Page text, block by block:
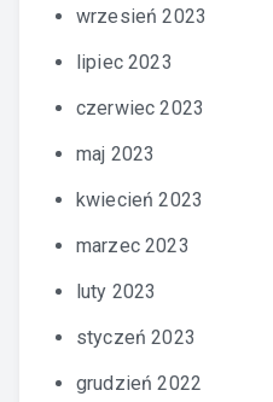
wrzesień 2023
lipiec 2023
czerwiec 2023
maj 2023
kwiecień 2023
marzec 2023
luty 2023
styczeń 2023
grudzień 2022